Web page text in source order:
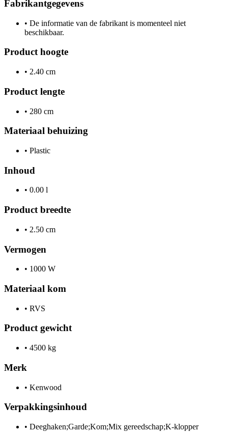
Fabrikantgegevens
• De informatie van de fabrikant is momenteel niet
beschikbaar.
Product hoogte
• 2.40 cm
Product lengte
• 280 cm
Materiaal behuizing
• Plastic
Inhoud
• 0.00 l
Product breedte
• 2.50 cm
Vermogen
• 1000 W
Materiaal kom
• RVS
Product gewicht
• 4500 kg
Merk
• Kenwood
Verpakkingsinhoud
• Deeghaken;Garde;Kom;Mix gereedschap;K-klopper